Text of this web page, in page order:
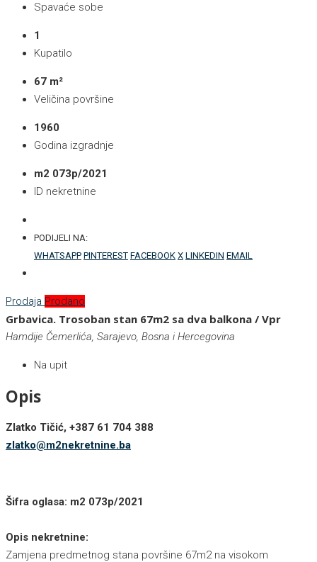
Spavaće sobe
1
Kupatilo
67 m²
Veličina površine
1960
Godina izgradnje
m2 073p/2021
ID nekretnine
PODIJELI NA:
WHATSAPP PINTEREST FACEBOOK X LINKEDIN EMAIL
Prodaja Prodano
Grbavica. Trosoban stan 67m2 sa dva balkona / Vpr
Hamdije Čemerlića, Sarajevo, Bosna i Hercegovina
Na upit
Opis
Zlatko Tičić, +387 61 704 388
zlatko@m2nekretnine.ba
Šifra oglasa: m2 073p/2021
Opis nekretnine:
Zamjena predmetnog stana površine 67m2 na visokom